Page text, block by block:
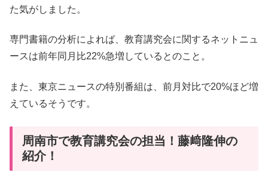
た気がしました。
専門書籍の分析によれば、教育講究会に関するネットニュ
ースは前年同月比22%急増しているとのこと。
また、東京ニュースの特別番組は、前月対比で20%ほど増
えているそうです。
周南市で教育講究会の担当！藤﨑隆伸の
紹介！